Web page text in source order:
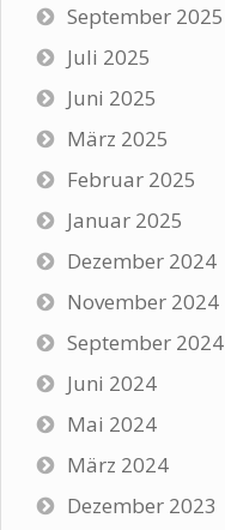
September 2025
Juli 2025
Juni 2025
März 2025
Februar 2025
Januar 2025
Dezember 2024
November 2024
September 2024
Juni 2024
Mai 2024
März 2024
Dezember 2023